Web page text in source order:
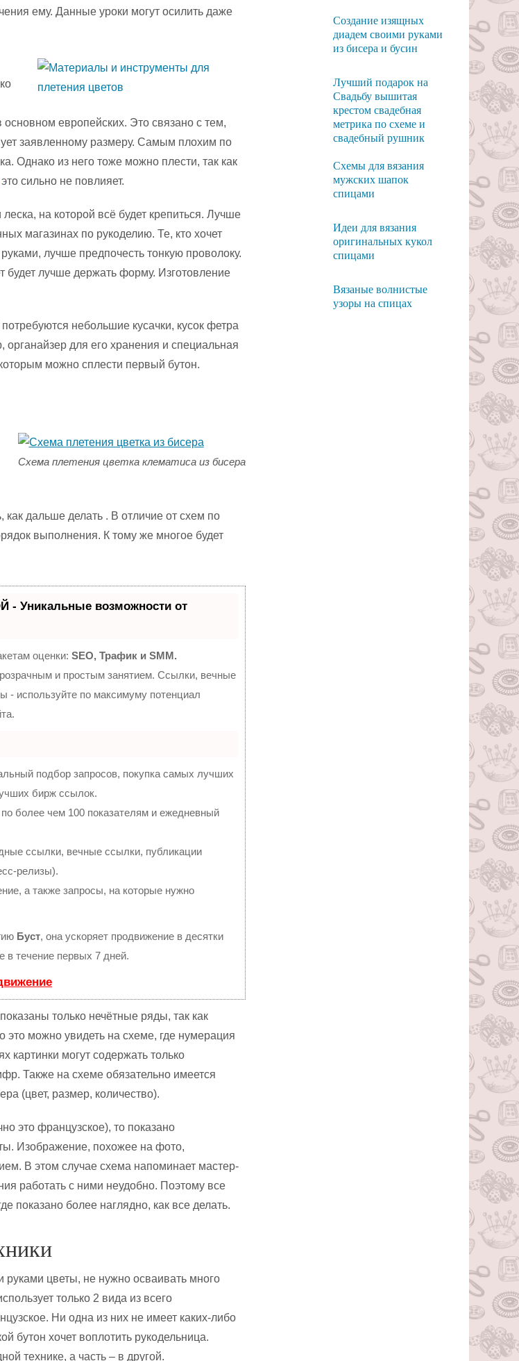
ему. Данные уроки могут осилить даже
европейских. Это связано с тем,
заявленному размеру. Самым плохим по
Однако из него тоже можно плести, так как
это сильно не повлияет.
на которой всё будет крепиться. Лучше
магазинах по рукоделию. Те, кто хочет
лучше предпочесть тонкую проволоку.
будет лучше держать форму. Изготовление
небольшие кусачки, кусок фетра
органайзер для его хранения и специальная
можно сплести первый бутон.
Схема плетения цветка клематиса из бисера
дальше делать . В отличие от схем по
выполнения. К тому же многое будет
Уникальные возможности от
оценки: SEO, Трафик и SMM.
и простым занятием. Ссылки, вечные
- используйте по максимуму потенциал
подбор запросов, покупка самых лучших
бирж ссылок.
более чем 100 показателям и ежедневный
ссылки, вечные ссылки, публикации
релизы).
а также запросы, на которые нужно
Буст, она ускоряет продвижение в десятки
в течение первых 7 дней.
только нечётные ряды, так как
можно увидеть на схеме, где нумерация
картинки могут содержать только
Также на схеме обязательно имеется
(цвет, размер, количество).
это французское), то показано
Изображение, похожее на фото,
В этом случае схема напоминает мастер-
работать с ними неудобно. Поэтому все
показано более наглядно, как все делать.
руками цветы, не нужно осваивать много
только 2 вида из всего
Ни одна из них не имеет каких-либо
бутон хочет воплотить рукодельница.
технике, а часть – в другой.
Создание изящных
диадем своими руками
из бисера и бусин
Лучший подарок на
Свадьбу вышитая
крестом свадебная
метрика по схеме и
свадебный рушник
Схемы для вязания
мужских шапок
спицами
Идеи для вязания
оригинальных кукол
спицами
Вязаные волнистые
узоры на спицах